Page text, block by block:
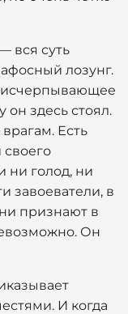
вся суть
лозунг.
исчерпывающее
он здесь стоял.
Есть
своего
ни голод, ни
завоеватели, в
признают в
Он
И когда